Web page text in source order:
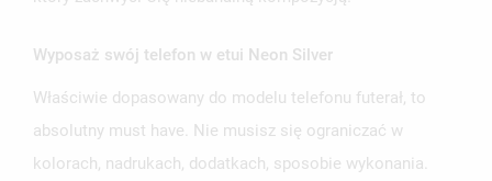
Wyposaż swój telefon w etui Neon Silver
Właściwie dopasowany do modelu telefonu futerał, to
absolutny must have. Nie musisz się ograniczać w
kolorach, nadrukach, dodatkach, sposobie wykonania.
UTWÓRZ LISTĘ ŻYCZEŃ
ZALOGUJ SIĘ